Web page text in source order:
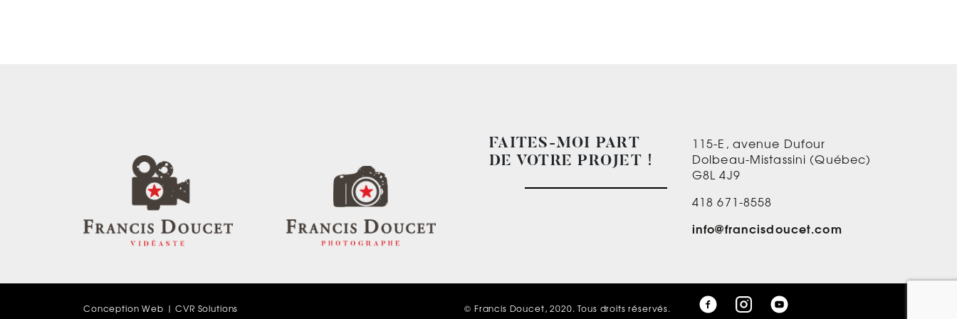
FAITES-MOI PART
DE VOTRE PROJET !
115-E, avenue Dufour
Dolbeau-Mistassini (Québec)
G8L 4J9
418 671-8558
info@francisdoucet.com
Conception Web |CVR Solutions © Francis Doucet, 2020. Tous droits réservés.